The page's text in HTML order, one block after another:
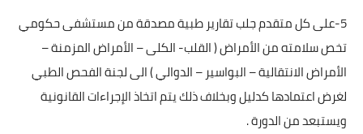
5-على كل متقدم جلب تقارير طبية مصدقة من مستشفى حكومي
تخص سلامته من الأمراض ( القلب- الكلى – الأمراض المزمنة –
الأمراض الانتقالية – البواسير – الدوالي ) الى لجنة الفحص الطبي
لغرض اعتمادها كدليل وبخلاف ذلك يتم اتخاذ الإجراءات القانونية
ويستبعد من الدورة .